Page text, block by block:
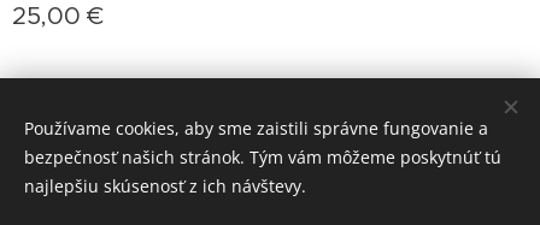
25,00 €
Doprava: Packeta, Slovenská pošta
Možnosť platby aj kartou cez PayPal
Cookies
Používame cookies, aby sme zaistili správne fungovanie a
bezpečnosť našich stránok. Tým vám môžeme poskytnúť tú
najlepšiu skúsenosť z ich návštevy.